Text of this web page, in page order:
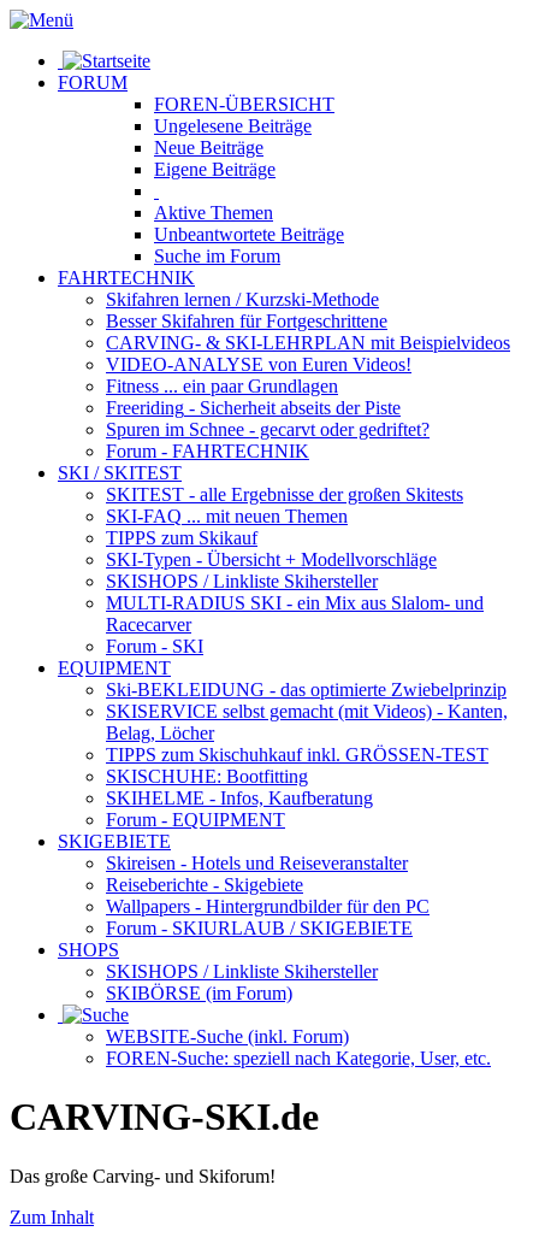
FORUM
FOREN-ÜBERSICHT
Ungelesene Beiträge
Neue Beiträge
Eigene Beiträge
Aktive Themen
Unbeantwortete Beiträge
Suche im Forum
FAHRTECHNIK
Skifahren lernen / Kurzski-Methode
Besser Skifahren für Fortgeschrittene
CARVING- & SKI-LEHRPLAN mit Beispielvideos
VIDEO-ANALYSE von Euren Videos!
Fitness ... ein paar Grundlagen
Freeriding - Sicherheit abseits der Piste
Spuren im Schnee - gecarvt oder gedriftet?
Forum - FAHRTECHNIK
SKI / SKITEST
SKITEST - alle Ergebnisse der großen Skitests
SKI-FAQ ... mit neuen Themen
TIPPS zum Skikauf
SKI-Typen - Übersicht + Modellvorschläge
SKISHOPS / Linkliste Skihersteller
MULTI-RADIUS SKI - ein Mix aus Slalom- und
Racecarver
Forum - SKI
EQUIPMENT
Ski-BEKLEIDUNG - das optimierte Zwiebelprinzip
SKISERVICE selbst gemacht (mit Videos) - Kanten,
Belag, Löcher
TIPPS zum Skischuhkaufinkl. GRÖSSEN-TEST
SKISCHUHE: Bootfitting
SKIHELME - Infos, Kaufberatung
Forum - EQUIPMENT
SKIGEBIETE
Skireisen - Hotels und Reiseveranstalter
Reiseberichte - Skigebiete
Wallpapers - Hintergrundbilder für den PC
Forum - SKIURLAUB / SKIGEBIETE
SHOPS
SKISHOPS / Linkliste Skihersteller
SKIBÖRSE (im Forum)
WEBSITE-Suche (inkl. Forum)
FOREN-Suche: speziell nach Kategorie, User, etc.
CARVING-SKI.de
Das große Carving- und Skiforum!
Zum Inhalt